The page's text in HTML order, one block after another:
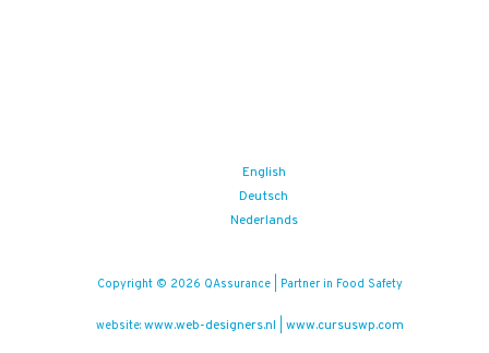
English
Deutsch
Nederlands
Copyright © 2026 QAssurance | Partner in Food Safety
website: www.web-designers.nl www.cursuswp.com